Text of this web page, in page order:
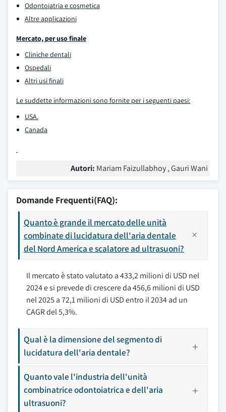
Odontoiatria e cosmetica
Altre applicazioni
Mercato, per uso finale
Cliniche dentali
Ospedali
Altri usi finali
Le suddette informazioni sono fornite per i seguenti paesi:
USA.
Canada
Autori: Mariam Faizullabhoy , Gauri Wani
Domande Frequenti(FAQ):
Quanto è grande il mercato delle unità
combinate di lucidatura dell'aria dentale
del Nord America e scalatore ad ultrasuoni?
Il mercato è stato valutato a 433,2 milioni di USD nel
2024 e si prevede di crescere da 456,6 milioni di USD
nel 2025 a 72,1 milioni di USD entro il 2034 ad un
CAGR del 5,3%.
Qual è la dimensione del segmento di
lucidatura dell'aria dentale?
Quanto vale l'industria dell'unità
combinatrice odontoiatrica e dell'aria
ultrasuoni?